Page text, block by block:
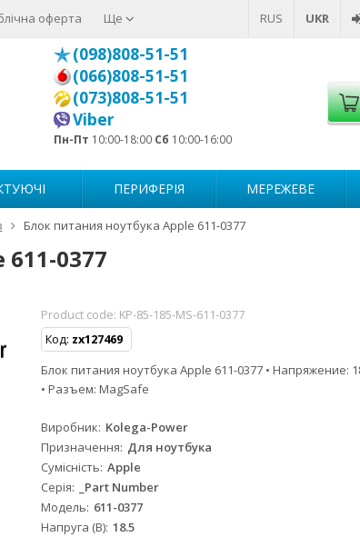
RUS UKR
оферта Ще
(098)808-51-51
(066)808-51-51
(073)808-51-51
Viber
Пн-Пт 10:00-18:00 Сб 10:00-16:00
ПЕРИФЕРІЯ МЕРЕЖЕВЕ
Блок питания ноутбука Apple 611-0377
0377
Product code: KP-85-185-MS-611-0377
Код: zx127469
Блок питания ноутбука Apple 611-0377 • Напряжение:
• Разъем: MagSafe
Виробник Kolega-Power
Призначення Для ноутбука
Сумісність Apple
Серія
_Part Number
Модель 611-0377
Напруга (В) 18.5